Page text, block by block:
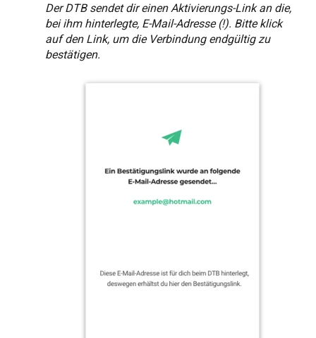
Der DTB sendet dir einen Aktivierungs-Link an die,
bei ihm hinterlegte, E-Mail-Adresse (!). Bitte klick
auf den Link, um die Verbindung endgültig zu
bestätigen.